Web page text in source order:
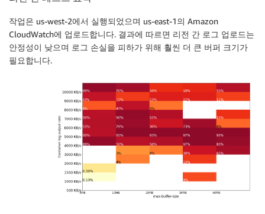
작업은 us-west-2에서 실행되었으며 us-east-1의 Amazon
CloudWatch에 업로드합니다. 결과에 따르면 리전 간 로그 업로드는
안정성이 낮으며 로그 손실을 피하가 위해 훨씬 더 큰 버퍼 크기가
필요합니다.